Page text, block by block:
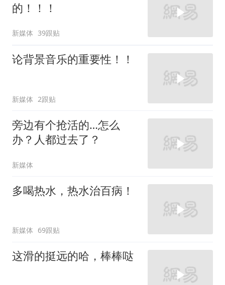
的！！！
新媒体 39跟贴
论背景音乐的重要性！！
新媒体 2跟贴
旁边有个抢活的…怎么
办？人都过去了？
新媒体
多喝热水，热水治百病！
新媒体 69跟贴
这滑的挺远的哈，棒棒哒